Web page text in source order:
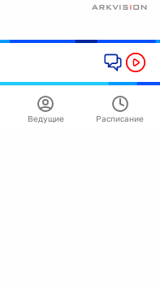
Ведущие Расписание